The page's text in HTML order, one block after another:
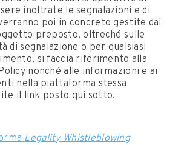
inoltrate le segnalazioni e di
poi in concreto gestite dal
preposto, oltreché sulle
di segnalazione o per qualsiasi
si faccia riferimento alla
nonché alle informazioni e ai
nella piattaforma stessa
il link posto qui sotto.
Legality Whistleblowing